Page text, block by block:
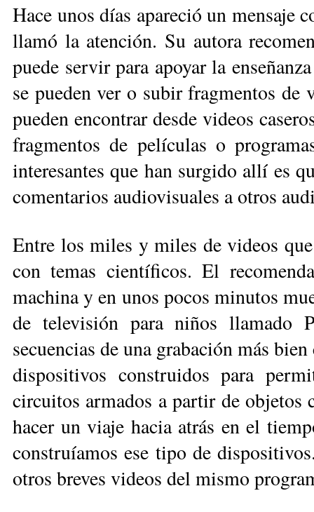
Hace unos días apareció un mensaje
llamó la atención. Su autora
puede servir para apoyar la
se pueden ver o subir fragmentos
pueden encontrar desde videos
fragmentos de películas o
interesantes que han surgido allí es
comentarios audiovisuales a otros
Entre los miles y miles de videos
con temas científicos. El
machina y en unos pocos minutos
de televisión para niños llamado
secuencias de una grabación más
dispositivos construidos para
circuitos armados a partir de objetos
hacer un viaje hacia atrás en el
construíamos ese tipo de
otros breves videos del mismo